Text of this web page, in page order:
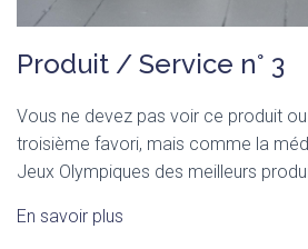
Produit / Service n° 3
Vous ne devez pas voir ce produit
troisième favori, mais comme la
Jeux Olympiques des meilleurs
En savoir plus